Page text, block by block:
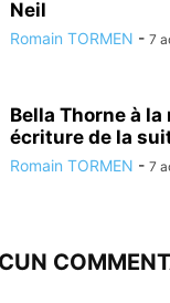
Neil
Romain TORMEN - 7
Bella Thorne à
écriture de la
Romain TORMEN - 7